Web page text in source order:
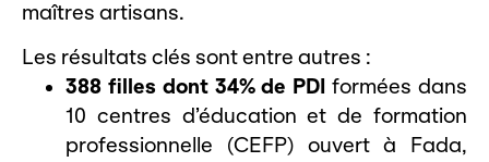
maîtres artisans.
Les résultats clés sont entre autres :
388 filles dont 34% de PDI formées dans
10 centres d’éducation et de formation
professionnelle (CEFP) ouvert à Fada,